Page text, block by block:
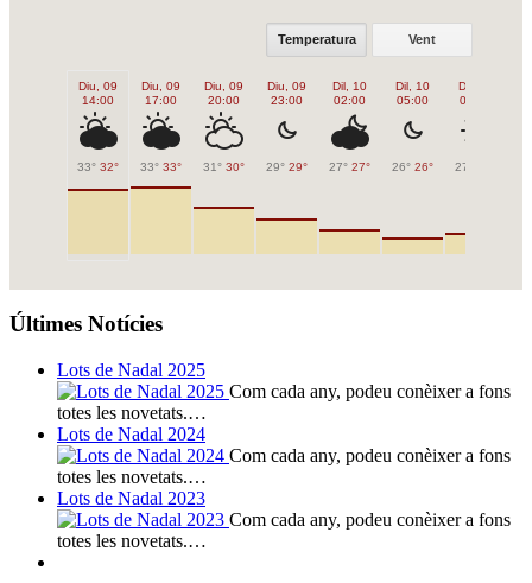
Temperatura Vent
Diu, 09
14:00
33° 32°
Diu, 09
17:00
33° 33°
Diu, 09
20:00
31° 30°
Diu, 09
23:00
29° 29°
Dil, 10
02:00
27° 27°
Dil, 10
05:00
26° 26°
Dil, 10
08:00
27°
Últimes Notícies
Lots de Nadal 2025
Com cada any, podeu conèixer a fons
totes les novetats.…
Lots de Nadal 2024
Com cada any, podeu conèixer a fons
totes les novetats.…
Lots de Nadal 2023
Com cada any, podeu conèixer a fons
totes les novetats.…